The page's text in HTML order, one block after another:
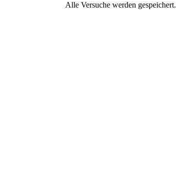
Alle Versuche werden gespeichert.